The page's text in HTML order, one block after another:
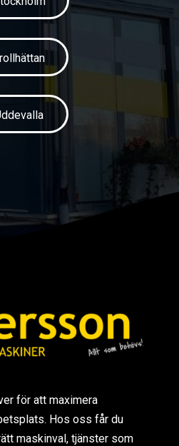
för att maximera
Hos oss får du
maskinval, tjänster som